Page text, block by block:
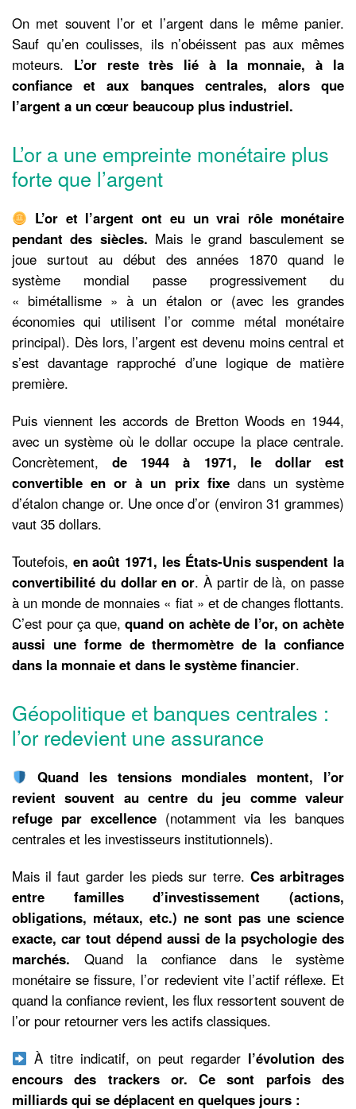
On met souvent l’or et l’argent dans le même panier.
Sauf qu’en coulisses, ils n’obéissent pas aux mêmes
moteurs. L’or reste très lié à la monnaie, à la
confiance et aux banques centrales, alors que
l’argent a un cœur beaucoup plus industriel.
L’or a une empreinte monétaire plus
forte que l’argent
L’or et l’argent ont eu un vrai rôle monétaire
pendant des siècles. Mais le grand basculement se
joue surtout au début des années 1870 quand le
système mondial passe progressivement du
« bimétallisme » à un étalon or (avec les grandes
économies qui utilisent l’or comme métal monétaire
principal). Dès lors, l’argent est devenu moins central et
s’est davantage rapproché d’une logique de matière
première.
Puis viennent les accords de Bretton Woods en 1944,
avec un système où le dollar occupe la place centrale.
Concrètement,de 1944 à 1971, le dollar est
convertible en or à un prix fixedans un système
d’étalon change or. Une once d’or (environ 31 grammes)
vaut 35 dollars.
Toutefois, en août 1971, les États-Unis suspendent la
convertibilité du dollar en or. À partir de là, on passe
à un monde de monnaies « fiat » et de changes flottants.
C’est pour ça que,quand on achète de l’or, on achète
aussi une forme de thermomètre de la confiance
dans la monnaie et dans le système financier.
Géopolitique et banques centrales :
l’or redevient une assurance
Quand les tensions mondiales montent, l’or
revient souvent au centre du jeu comme valeur
refuge par excellence(notamment via les banques
centrales et les investisseurs institutionnels).
Mais il faut garder les pieds sur terre. Ces arbitrages
entre familles d’investissement (actions,
obligations, métaux, etc.) ne sont pas une science
exacte, car tout dépend aussi de la psychologie des
marchés. Quand la confiance dans le système
monétaire se fissure, l’or redevient vite l’actif réflexe. Et
quand la confiance revient, les flux ressortent souvent de
l’or pour retourner vers les actifs classiques.
À titre indicatif, on peut regarder l’évolution des
encours des trackers or. Ce sont parfois des
milliards qui se déplacent en quelques jours :